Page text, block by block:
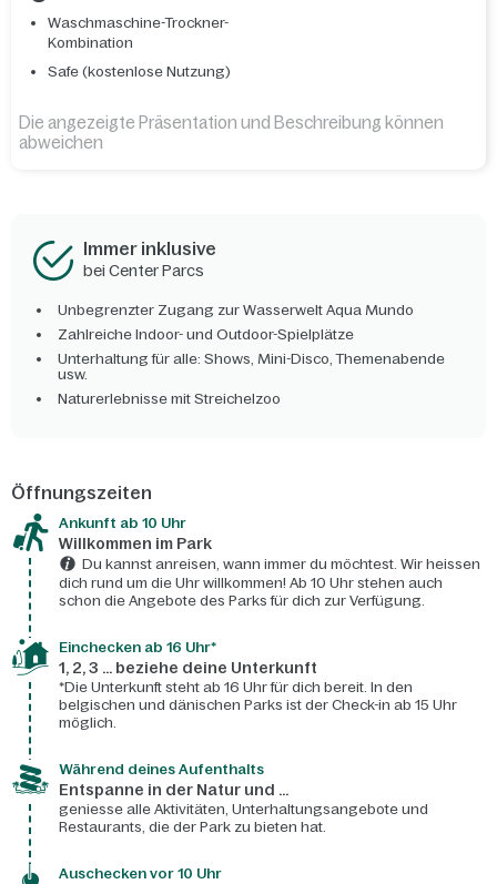
Waschmaschine-Trockner-
Kombination
Safe (kostenlose Nutzung)
Die angezeigte Präsentation und Beschreibung können
abweichen
Immer inklusive
bei Center Parcs
Unbegrenzter Zugang zur Wasserwelt Aqua Mundo
Zahlreiche Indoor- und Outdoor-Spielplätze
Unterhaltung für alle: Shows, Mini-Disco, Themenabende
usw.
Naturerlebnisse mit Streichelzoo
Öffnungszeiten
Ankunft ab 10 Uhr
Willkommen im Park
Du kannst anreisen, wann immer du möchtest. Wir heissen
dich rund um die Uhr willkommen! Ab 10 Uhr stehen auch
schon die Angebote des Parks für dich zur Verfügung.
Einchecken ab 16 Uhr*
1, 2, 3 ... beziehe deine Unterkunft
*Die Unterkunft steht ab 16 Uhr für dich bereit. In den
belgischen und dänischen Parks ist der Check-in ab 15 Uhr
möglich.
Während deines Aufenthalts
Entspanne in der Natur und ...
geniesse alle Aktivitäten, Unterhaltungsangebote und
Restaurants, die der Park zu bieten hat.
Auschecken vor 10 Uhr